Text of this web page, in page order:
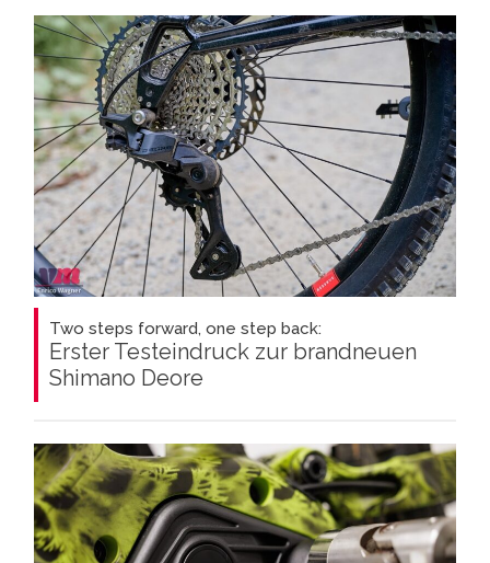
Two steps forward, one step back:
Erster Testeindruck zur brandneuen
Shimano Deore